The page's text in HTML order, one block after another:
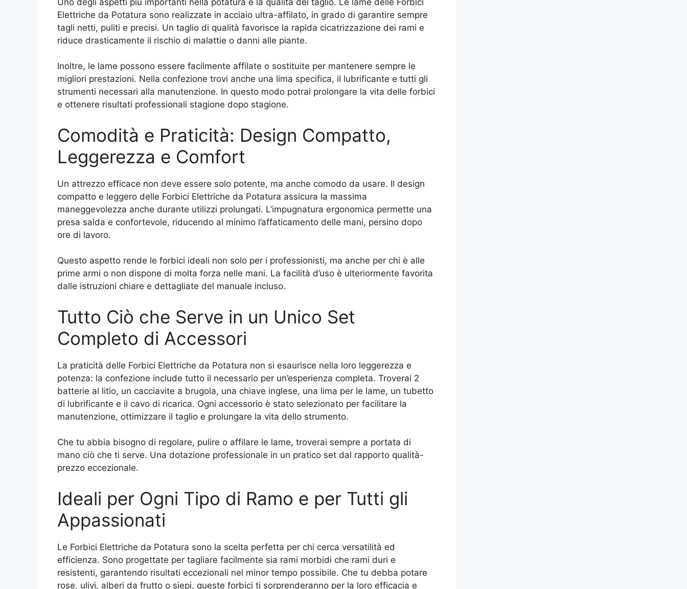
Elettriche da Potatura sono realizzate in acciaio ultra-affilato, in grado di garantire sempre
tagli netti, puliti e precisi. Un taglio di qualità favorisce la rapida cicatrizzazione dei rami e
riduce drasticamente il rischio di malattie o danni alle piante.
Inoltre, le lame possono essere facilmente affilate o sostituite per mantenere sempre le
migliori prestazioni. Nella confezione trovi anche una lima specifica, il lubrificante e tutti gli
strumenti necessari alla manutenzione. In questo modo potrai prolongare la vita delle forbici
e ottenere risultati professionali stagione dopo stagione.
Comodità e Praticità: Design Compatto,
Leggerezza e Comfort
Un attrezzo efficace non deve essere solo potente, ma anche comodo da usare. Il design
compatto e leggero delle Forbici Elettriche da Potatura assicura la massima
maneggevolezza anche durante utilizzi prolungati. L’impugnatura ergonomica permette una
presa salda e confortevole, riducendo al minimo l’affaticamento delle mani, persino dopo
ore di lavoro.
Questo aspetto rende le forbici ideali non solo per i professionisti, ma anche per chi è alle
prime armi o non dispone di molta forza nelle mani. La facilità d’uso è ulteriormente favorita
dalle istruzioni chiare e dettagliate del manuale incluso.
Tutto Ciò che Serve in un Unico Set
Completo di Accessori
La praticità delle Forbici Elettriche da Potatura non si esaurisce nella loro leggerezza e
potenza: la confezione include tutto il necessario per un’esperienza completa. Troverai 2
batterie al litio, un cacciavite a brugola, una chiave inglese, una lima per le lame, un tubetto
di lubrificante e il cavo di ricarica. Ogni accessorio è stato selezionato per facilitare la
manutenzione, ottimizzare il taglio e prolungare la vita dello strumento.
Che tu abbia bisogno di regolare, pulire o affilare le lame, troverai sempre a portata di
mano ciò che ti serve. Una dotazione professionale in un pratico set dal rapporto qualità-
prezzo eccezionale.
Ideali per Ogni Tipo di Ramo e per Tutti gli
Appassionati
Le Forbici Elettriche da Potatura sono la scelta perfetta per chi cerca versatilità ed
efficienza. Sono progettate per tagliare facilmente sia rami morbidi che rami duri e
resistenti, garantendo risultati eccezionali nel minor tempo possibile. Che tu debba potare
rose, ulivi, alberi da frutto o siepi, queste forbici ti sorprenderanno per la loro efficacia e